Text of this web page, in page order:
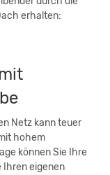
erhalten:
Netz kann teuer
hohem
können Sie Ihre
Ihren eigenen